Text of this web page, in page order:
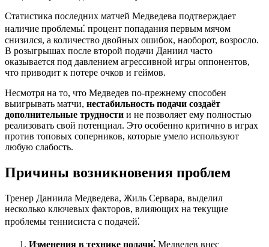
Статистика последних матчей Медведева подтверждает
наличие проблемы⁚ процент попадания первым мячом
снизился, а количество двойных ошибок, наоборот, возросло.
В розыгрышах после второй подачи Даниил часто
оказывается под давлением агрессивной игры оппонентов,
что приводит к потере очков и геймов.
Несмотря на то, что Медведев по-прежнему способен
выигрывать матчи, нестабильность подачи создаёт
дополнительные трудности и не позволяет ему полностью
реализовать свой потенциал. Это особенно критично в играх
против топовых соперников, которые умело используют
любую слабость.
Причины возникновения проблем
Тренер Даниила Медведева, Жиль Сервара, выделил
несколько ключевых факторов, влияющих на текущие
проблемы теннисиста с подачей⁚
Изменения в технике подачи⁚ Медведев внес